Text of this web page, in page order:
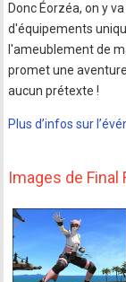
Donc Éorzéa, on y
d'équipements
l'ameublement de
promet une
aucun prétexte !
Plus d’infos sur
Images de Final